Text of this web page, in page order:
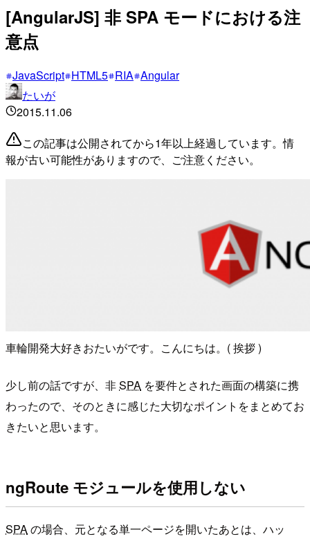
[AngularJS] 非 SPA モードにおける注
意点
JavaScript HTML5 RIA Angular
たいが
2015.11.06
この記事は公開されてから1年以上経過しています。情
報が古い可能性がありますので、ご注意ください。
車輪開発大好きおたいがです。こんにちは。( 挨拶 )
少し前の話ですが、非SPA を要件とされた画面の構築に携
わったので、そのときに感じた大切なポイントをまとめてお
きたいと思います。
ngRoute モジュールを使用しない
SPAの場合、元となる単一ページを開いたあとは、ハッ